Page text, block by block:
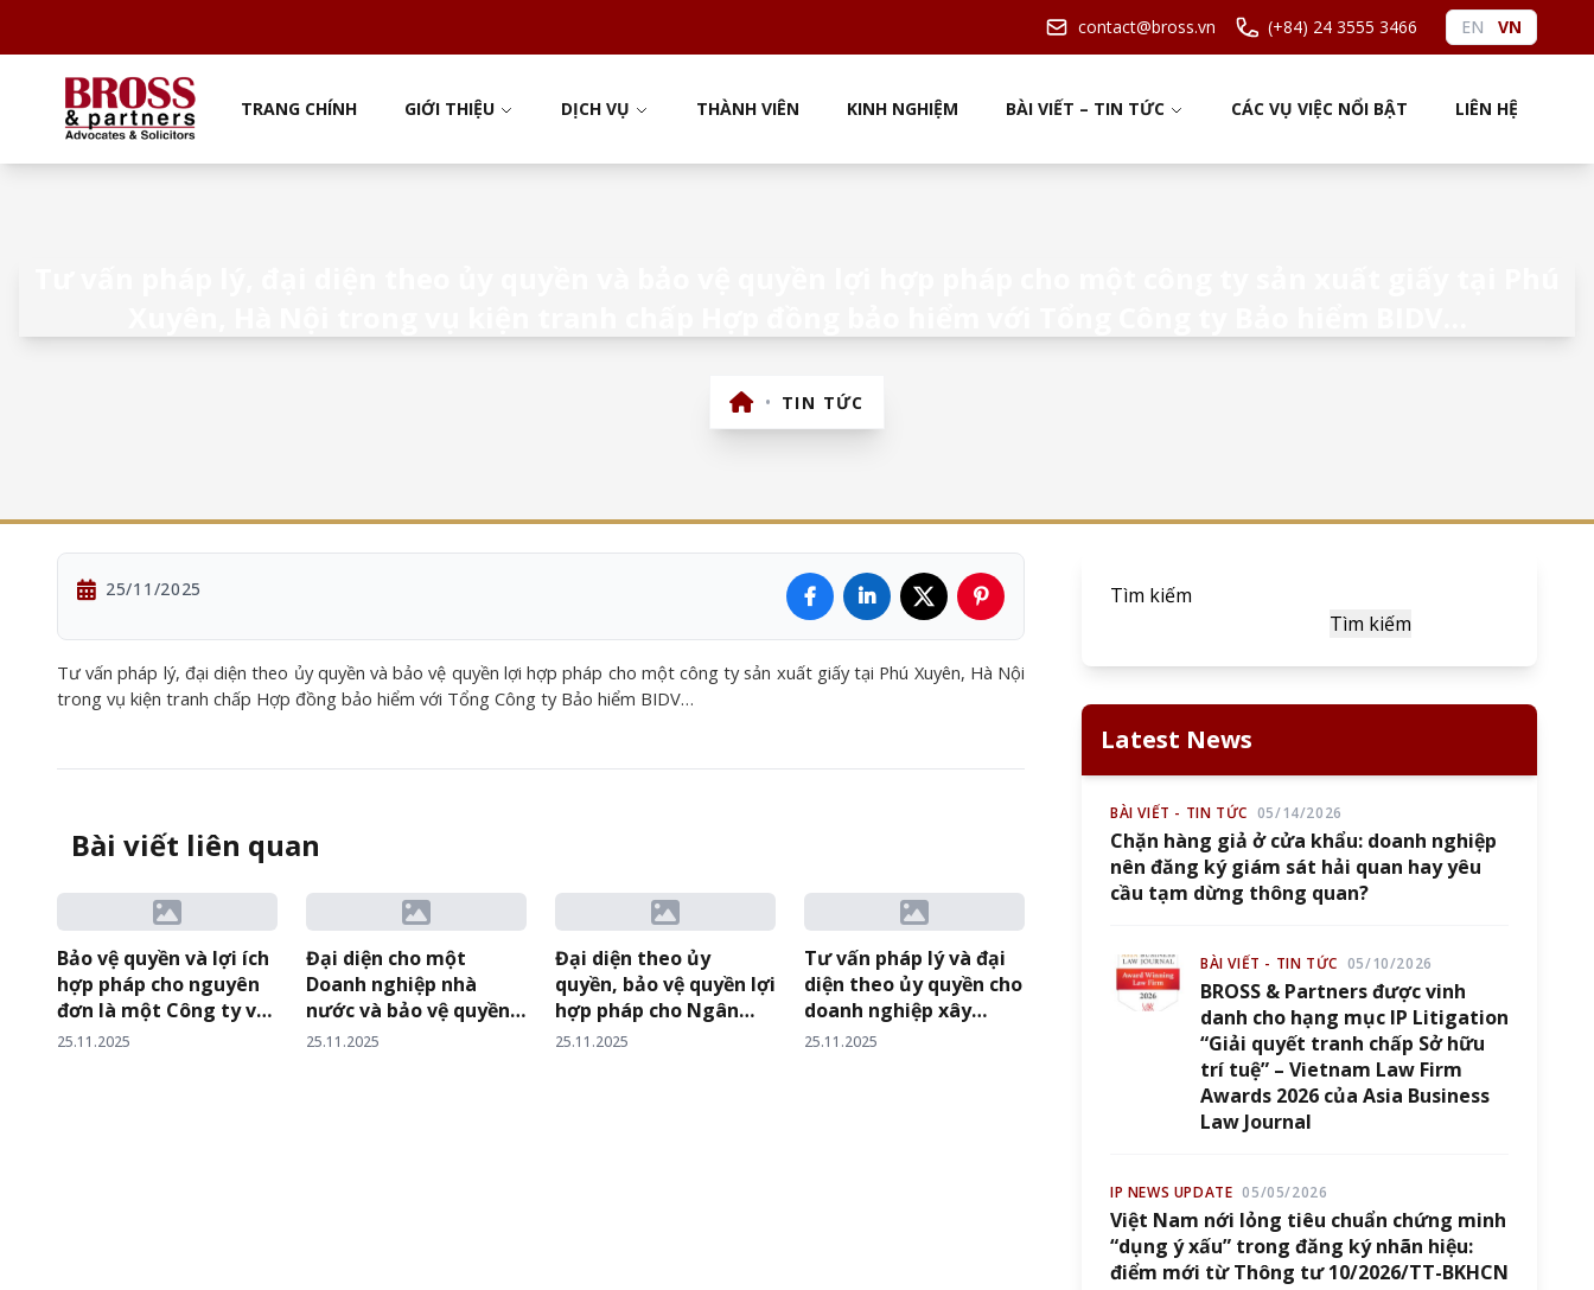
contact@bross.vn (+84) 24 3555 3466 EN VN
TRANG CHÍNH GIỚI THIỆU DỊCH VỤ THÀNH VIÊN KINH NGHIỆM BÀI VIẾT – TIN TỨC CÁC VỤ VIỆC NỔI BẬT LIÊN HỆ
• TIN TỨC
25/11/2025
Tư vấn pháp lý, đại diện theo ủy quyền và bảo vệ quyền lợi hợp pháp cho một công ty sản xuất giấy tại Phú Xuyên, Hà Nội
trong vụ kiện tranh chấp Hợp đồng bảo hiểm với Tổng Công ty Bảo hiểm BIDV…
Bài viết liên quan
Bảo vệ quyền và lợi ích
hợp pháp cho nguyên
đơn là một Công ty về
truyền thông và sản
25.11.2025
Đại diện cho một
Doanh nghiệp nhà
nước và bảo vệ quyền
lợi hợp pháp thành
25.11.2025
Đại diện theo ủy
quyền, bảo vệ quyền lợi
hợp pháp cho Ngân
hàng có vốn Nhà nước
25.11.2025
Tư vấn pháp lý và đại
diện theo ủy quyền cho
doanh nghiệp xây
dựng quy mô lớn trong
25.11.2025
Tìm kiếm
Tìm kiếm
Latest News
BÀI VIẾT - TIN TỨC 05/14/2026
Chặn hàng giả ở cửa khẩu: doanh nghiệp
nên đăng ký giám sát hải quan hay yêu
cầu tạm dừng thông quan?
BÀI VIẾT - TIN TỨC 05/10/2026
BROSS & Partners được vinh
danh cho hạng mục IP Litigation
“Giải quyết tranh chấp Sở hữu
trí tuệ” – Vietnam Law Firm
Awards 2026 của Asia Business
Law Journal
IP NEWS UPDATE 05/05/2026
Việt Nam nới lỏng tiêu chuẩn chứng minh
“dụng ý xấu” trong đăng ký nhãn hiệu:
điểm mới từ Thông tư 10/2026/TT-BKHCN